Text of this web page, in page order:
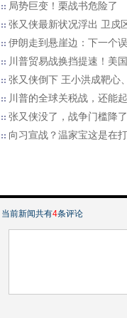
局势巨变！栗战书危险了
张又侠最新状况浮出 卫戍
伊朗走到悬崖边：下一个
川普贸易战换挡提速！美
张又侠倒下 王小洪成靶心
川普的全球关税战，还能
张又侠没了，战争门槛降
向习宣战？温家宝这是在
当前新闻共有4条评论